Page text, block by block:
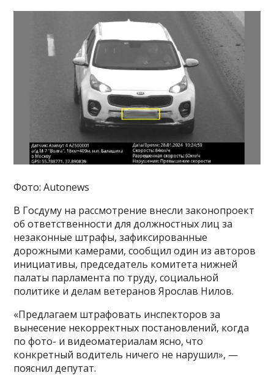
Фото: Autonews
В Госдуму на рассмотрение внесли законопроект
об ответственности для должностных лиц за
незаконные штрафы, зафиксированные
дорожными камерами, сообщил один из авторов
инициативы, председатель комитета нижней
палаты парламента по труду, социальной
политике и делам ветеранов Ярослав Нилов.
«Предлагаем штрафовать инспекторов за
вынесение некорректных постановлений, когда
по фото- и видеоматериалам ясно, что
конкретный водитель ничего не нарушил», —
пояснил депутат.